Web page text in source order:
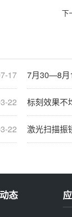
下
17 7月30—8月1日！全球智造巨
22 标刻效果不
22 激光扫描振
态